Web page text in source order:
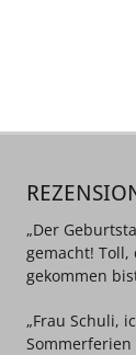
„Der
gemacht! Toll,
gekommen
„Frau Schuli,